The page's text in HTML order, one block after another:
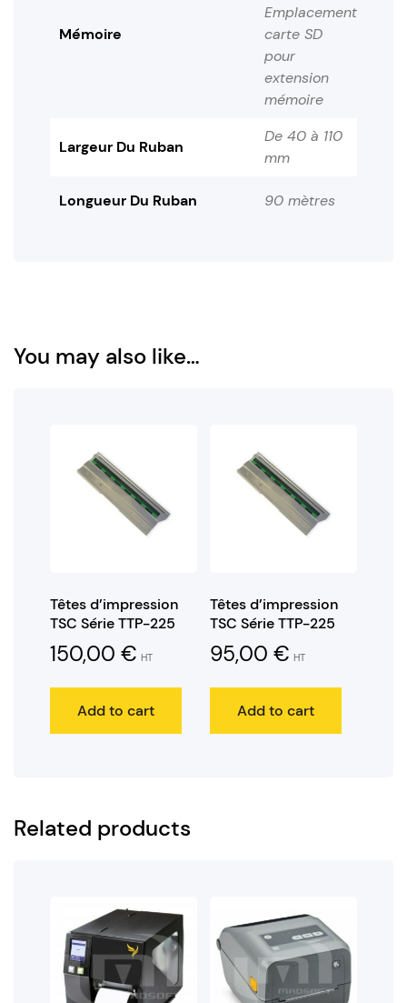
Mémoire
Emplacement
carte SD
pour
extension
mémoire
Largeur Du Ruban
De 40 à 110
mm
Longueur Du Ruban 90 mètres
You may also like…
Têtes d’impression
TSC Série TTP-225
150,00 € HT
Add to cart
Têtes d’impression
TSC Série TTP-225
95,00 € HT
Add to cart
Related products